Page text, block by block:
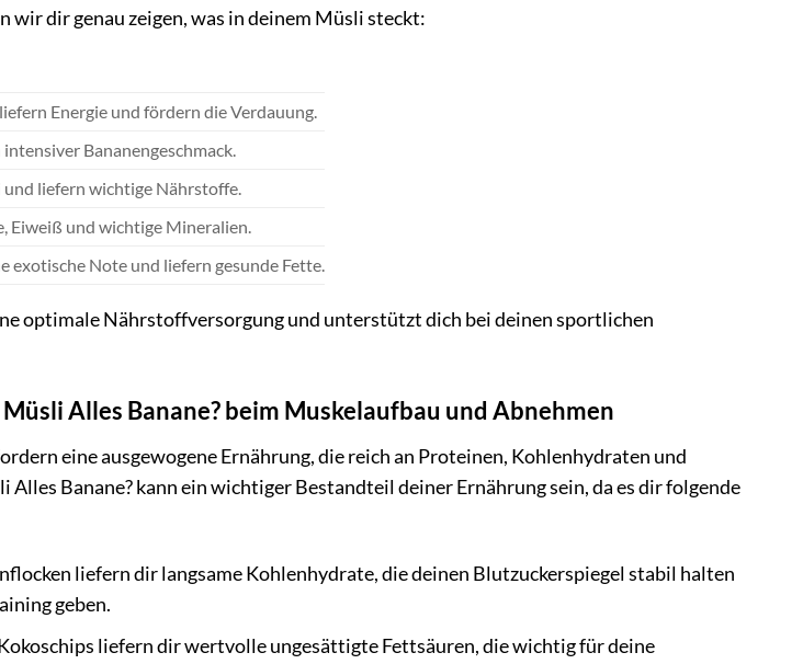
dir genau zeigen, was in deinem Müsli steckt:
Energie und fördern die Verdauung.
Bananengeschmack.
und liefern wichtige Nährstoffe.
Eiweiß und wichtige Mineralien.
exotische Note und liefern gesunde Fette.
optimale Nährstoffversorgung und unterstützt dich bei deinen sportlichen
Alles Banane? beim Muskelaufbau und Abnehmen
eine ausgewogene Ernährung, die reich an Proteinen, Kohlenhydraten und
Banane? kann ein wichtiger Bestandteil deiner Ernährung sein, da es dir folgende
liefern dir langsame Kohlenhydrate, die deinen Blutzuckerspiegel stabil halten
geben.
liefern dir wertvolle ungesättigte Fettsäuren, die wichtig für deine